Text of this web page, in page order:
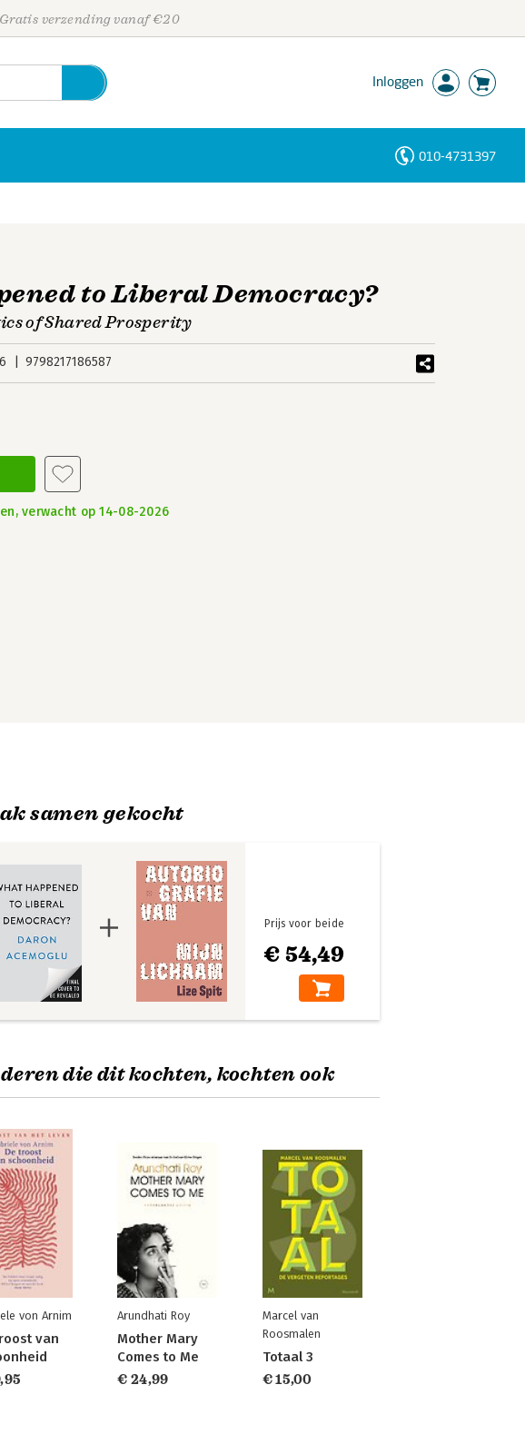
Gratis verzending vanaf €20
Inloggen
010-4731397
to Liberal Democracy?
of Shared Prosperity
9798217186587
verwacht op 14-08-2026
samen gekocht
€ 54,49
Prijs voor beide
die dit kochten, kochten ook
von Arnim
van
Arundhati Roy
Mother Mary
Comes to Me
€ 24,99
Marcel van
Roosmalen
Totaal 3
€ 15,00
Personen